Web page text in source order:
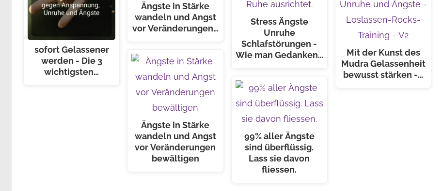
sofort Gelassener
werden - Die 3
wichtigsten…
Ängste in Stärke
wandeln und Angst
vor Veränderungen…
Ängste in Stärke
wandeln und Angst
vor Veränderungen
bewältigen
Stress Ängste
Unruhe
Schlafstörungen -
Wie man Gedanken…
99% aller Ängste
sind überflüssig.
Lass sie davon
fliessen.
Mit der Kunst des
Mudra Gelassenheit
bewusst stärken -…